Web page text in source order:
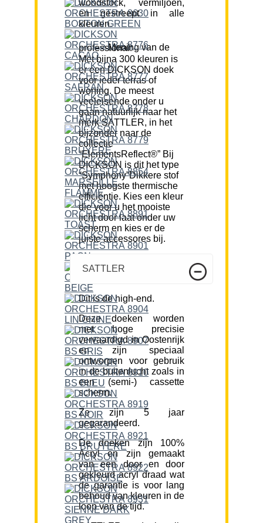
woodstock, vermiljoen,
en gestreept in alle
kleuren.
Mening van de professional:
Met bijna 300 kleuren is
er een DICKSON doek
voor ieder terras of
woning. De meest
veeleisende onder u
gaan natuurlijk naar het
merk SATTLER, in het
bijzonder naar de
collectie
“ElementsReflect®” Bij
DICKSON is dit het type
“Symphony”Dikkere stof
met hoogste thermische
efficiëntie. Kies een kleur
die voor u het mooiste
licht door laat onder uw
scherm en kies er de
juiste accessores bij.
SATTLER
Dit is de high-end.
Deze doeken worden
met hoge precisie
vervaardigd in Oostenrijk
en zijn speciaal
ontworpen voor gebruik
in de buitenlucht zoals in
een (semi-) cassette
scherm.
Ze zijn 5 jaar
gegarandeerd.
De doeken zijn 100%
Acryl en zijn gemaakt
van een door en door
gekleurd acryl draad wat
de garantie is voor lang
behoud van kleuren in de
loop van de tijd.